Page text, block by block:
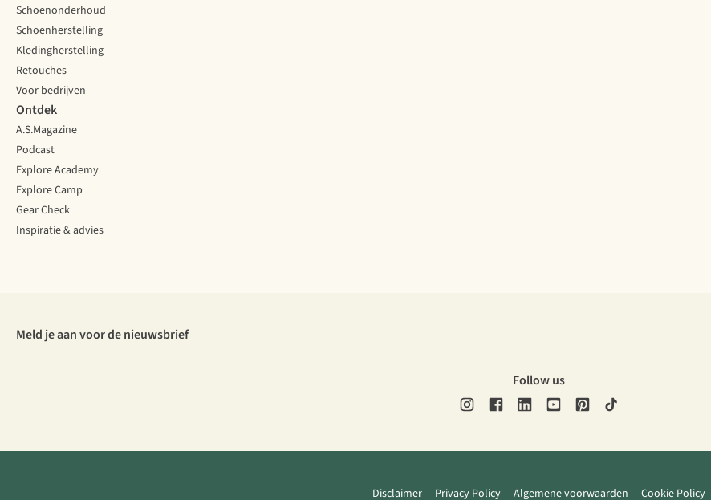
Schoenonderhoud
Schoenherstelling
Kledingherstelling
Retouches
Voor bedrijven
Ontdek
A.S.Magazine
Podcast
Explore Academy
Explore Camp
Gear Check
Inspiratie & advies
Meld je aan voor de nieuwsbrief
Follow us
Disclaimer Privacy Policy Algemene voorwaarden Cookie Policy